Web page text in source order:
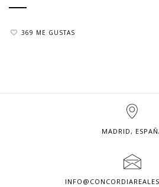
369 ME GUSTAS
MADRID,